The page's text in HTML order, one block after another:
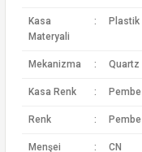
Kasa
Materyali
: Plastik
Mekanizma : Quartz
Kasa Renk : Pembe
Renk : Pembe
Menşei : CN